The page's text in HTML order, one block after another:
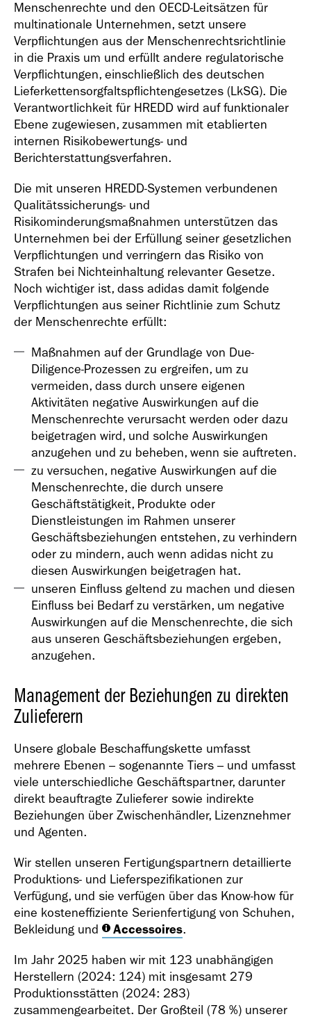
Menschenrechte und den OECD-Leitsätzen für
multinationale Unternehmen, setzt unsere
Verpflichtungen aus der Menschenrechtsrichtlinie
in die Praxis um und erfüllt andere regulatorische
Verpflichtungen, einschließlich des deutschen
Lieferkettensorgfaltspflichtengesetzes (LkSG). Die
Verantwortlichkeit für HREDD wird auf funktionaler
Ebene zugewiesen, zusammen mit etablierten
internen Risikobewertungs- und
Berichterstattungsverfahren.
Die mit unseren HREDD-Systemen verbundenen
Qualitätssicherungs- und
Risikominderungsmaßnahmen unterstützen das
Unternehmen bei der Erfüllung seiner gesetzlichen
Verpflichtungen und verringern das Risiko von
Strafen bei Nichteinhaltung relevanter Gesetze.
Noch wichtiger ist, dass adidas damit folgende
Verpflichtungen aus seiner Richtlinie zum Schutz
der Menschenrechte erfüllt:
Maßnahmen auf der Grundlage von Due-
Diligence-Prozessen zu ergreifen, um zu
vermeiden, dass durch unsere eigenen
Aktivitäten negative Auswirkungen auf die
Menschenrechte verursacht werden oder dazu
beigetragen wird, und solche Auswirkungen
anzugehen und zu beheben, wenn sie auftreten.
zu versuchen, negative Auswirkungen auf die
Menschenrechte, die durch unsere
Geschäftstätigkeit, Produkte oder
Dienstleistungen im Rahmen unserer
Geschäftsbeziehungen entstehen, zu verhindern
oder zu mindern, auch wenn adidas nicht zu
diesen Auswirkungen beigetragen hat.
unseren Einfluss geltend zu machen und diesen
Einfluss bei Bedarf zu verstärken, um negative
Auswirkungen auf die Menschenrechte, die sich
aus unseren Geschäftsbeziehungen ergeben,
anzugehen.
Management der Beziehungen zu direkten
Zulieferern
Unsere globale Beschaffungskette umfasst
mehrere Ebenen – sogenannte Tiers – und umfasst
viele unterschiedliche Geschäftspartner, darunter
direkt beauftragte Zulieferer sowie indirekte
Beziehungen über Zwischenhändler, Lizenznehmer
und Agenten.
Wir stellen unseren Fertigungspartnern detaillierte
Produktions- und Lieferspezifikationen zur
Verfügung, und sie verfügen über das Know-how für
eine kosteneffiziente Serienfertigung von Schuhen,
Bekleidung und
Accessoires.
Im Jahr 2025 haben wir mit 123 unabhängigen
Herstellern (2024: 124) mit insgesamt 279
Produktionsstätten (2024: 283)
zusammengearbeitet. Der Großteil (78 %) unserer